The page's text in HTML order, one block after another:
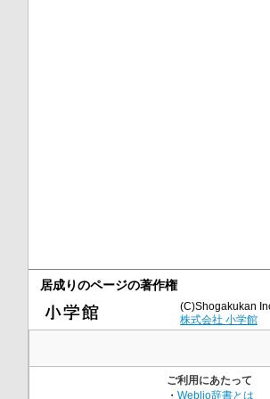
居成りのページの著作権
(C)Shogakukan
株式会社 小学館
ご利用にあたって
・ Weblio辞書とは